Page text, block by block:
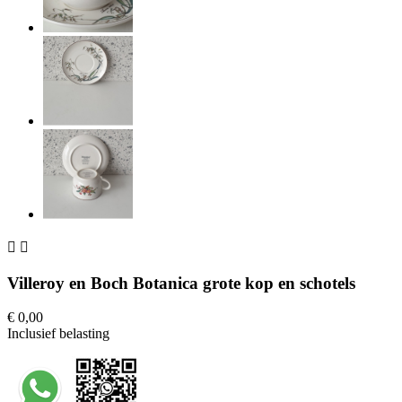
 
Villeroy en Boch Botanica grote kop en schotels
€ 0,00
Inclusief belasting